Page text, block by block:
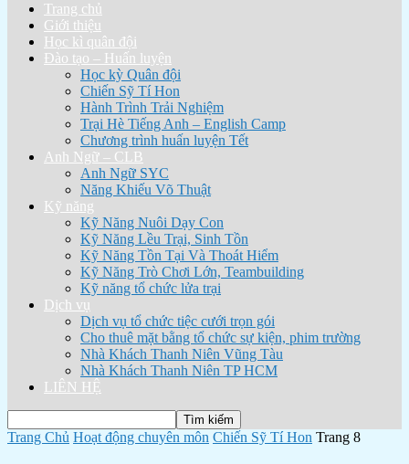
Trang chủ
Giới thiệu
Học kì quân đội
Đào tạo – Huấn luyện
Học kỳ Quân đội
Chiến Sỹ Tí Hon
Hành Trình Trải Nghiệm
Trại Hè Tiếng Anh – English Camp
Chương trình huấn luyện Tết
Anh Ngữ – CLB
Anh Ngữ SYC
Năng Khiếu Võ Thuật
Kỹ năng
Kỹ Năng Nuôi Dạy Con
Kỹ Năng Lều Trại, Sinh Tồn
Kỹ Năng Tồn Tại Và Thoát Hiểm
Kỹ Năng Trò Chơi Lớn, Teambuilding
Kỹ năng tổ chức lửa trại
Dịch vụ
Dịch vụ tổ chức tiệc cưới trọn gói
Cho thuê mặt bằng tổ chức sự kiện, phim trường
Nhà Khách Thanh Niên Vũng Tàu
Nhà Khách Thanh Niên TP HCM
LIÊN HỆ
Trang Chủ Hoạt động chuyên môn Chiến Sỹ Tí Hon Trang 8